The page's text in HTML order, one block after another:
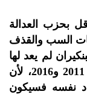
بحزب العدالة
السب والقذف
لم يعد لها
وقع سياسي وأثر انتخابي كما كان في 2011 و2016، لأن
نفسه فسيكون